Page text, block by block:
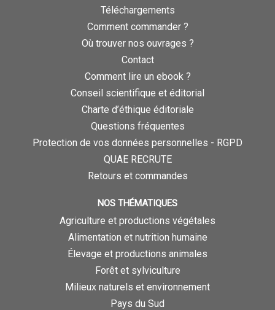
Téléchargements
Comment commander ?
Où trouver nos ouvrages ?
Contact
Comment lire un ebook ?
Conseil scientifique et éditorial
Charte d’éthique éditoriale
Questions fréquentes
Protection de vos données personnelles - RGPD
QUAE RECRUTE
Retours et commandes
NOS THÉMATIQUES
Agriculture et productions végétales
Alimentation et nutrition humaine
Élevage et productions animales
Forêt et sylviculture
Milieux naturels et environnement
Pays du Sud